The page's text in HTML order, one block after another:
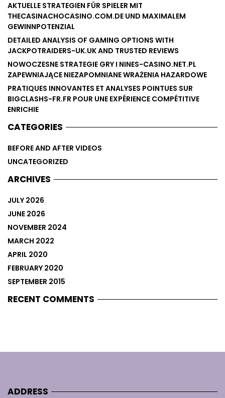
AKTUELLE STRATEGIEN FÜR SPIELER MIT
THECASINACHOCASINO.COM.DE UND MAXIMALEM
GEWINNPOTENZIAL
DETAILED ANALYSIS OF GAMING OPTIONS WITH
JACKPOTRAIDERS-UK.UK AND TRUSTED REVIEWS
NOWOCZESNE STRATEGIE GRY I NINES-CASINO.NET.PL
ZAPEWNIAJĄCE NIEZAPOMNIANE WRAŻENIA HAZARDOWE
PRATIQUES INNOVANTES ET ANALYSES POINTUES SUR
BIGCLASHS-FR.FR POUR UNE EXPÉRIENCE COMPÉTITIVE
ENRICHIE
CATEGORIES
BEFORE AND AFTER VIDEOS
UNCATEGORIZED
ARCHIVES
JULY 2026
JUNE 2026
NOVEMBER 2024
MARCH 2022
APRIL 2020
FEBRUARY 2020
SEPTEMBER 2015
RECENT COMMENTS
ADDRESS